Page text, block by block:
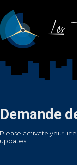
Les
Demande
Please activate your
updates.